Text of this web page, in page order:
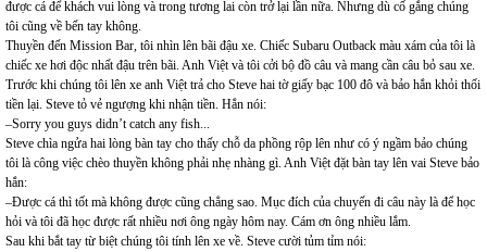
được cá để khách vui lòng và trong tương lai còn trở lại lần nữa. Nhưng dù cố gắng chúng
tôi cũng về bến tay không.
Thuyền đến Mission Bar, tôi nhìn lên bãi đậu xe. Chiếc Subaru Outback màu xám của tôi là
chiếc xe hơi độc nhất đậu trên bãi. Anh Việt và tôi cởi bộ đồ câu và mang cần câu bỏ sau xe.
Trước khi chúng tôi lên xe anh Việt trả cho Steve hai tờ giấy bạc 100 đô và bảo hắn khỏi thối
tiền lại. Steve tỏ vẻ ngượng khi nhận tiền. Hắn nói:
–Sorry you guys didn’t catch any fish...
Steve chìa ngửa hai lòng bàn tay cho thấy chỗ da phồng rộp lên như có ý ngầm bảo chúng
tôi là công việc chèo thuyền không phải nhẹ nhàng gì. Anh Việt đặt bàn tay lên vai Steve bảo
hắn:
–Được cá thì tốt mà không được cũng chẳng sao. Mục đích của chuyến đi câu này là để học
hỏi và tôi đã học được rất nhiều nơi ông ngày hôm nay. Cám ơn ông nhiều lắm.
Sau khi bắt tay từ biệt chúng tôi tính lên xe về. Steve cười tủm tỉm nói: